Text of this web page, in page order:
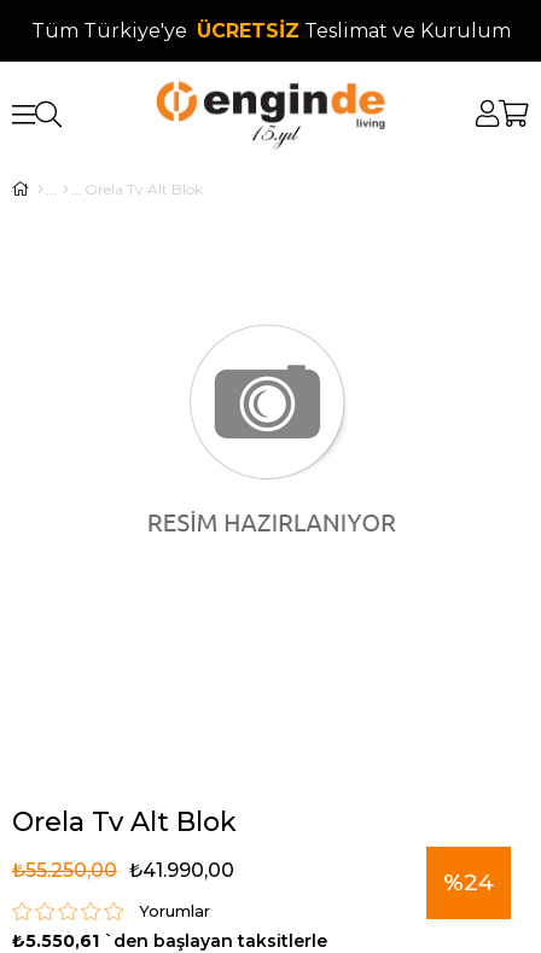
Tüm Türkiye'ye ÜCRETSİZ Teslimat ve Kurulum
Orela Tv Alt Blok
Orela Tv Alt Blok
%24
₺55.250,00 ₺41.990,00
Yorumlar
₺5.550,61 `den başlayan taksitlerle